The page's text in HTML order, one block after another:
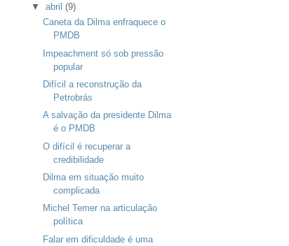
▼abril(9)
Caneta da Dilma enfraquece o
PMDB
Impeachment só sob pressão
popular
Difícil a reconstrução da
Petrobrás
A salvação da presidente Dilma
é o PMDB
O difícil é recuperar a
credibilidade
Dilma em situação muito
complicada
Michel Temer na articulação
política
Falar em dificuldade é uma